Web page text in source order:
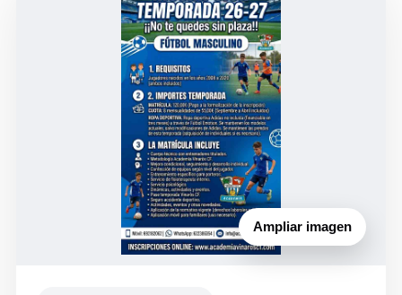
Ampliar imagen